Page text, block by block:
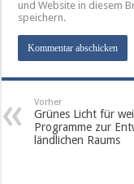
und Website in diesem
speichern.
Vorher
Grünes Licht für
Programme zur
ländlichen Raums